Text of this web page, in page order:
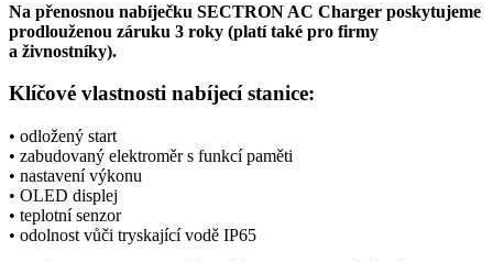
Na přenosnou nabíječku SECTRON AC Charger poskytujeme
prodlouženou záruku 3 roky (platí také pro firmy
a živnostníky).
Klíčové vlastnosti nabíjecí stanice:
• odložený start
• zabudovaný elektroměr s funkcí paměti
• nastavení výkonu
• OLED displej
• teplotnísenzor
• odolnost vůči tryskající vodě IP65